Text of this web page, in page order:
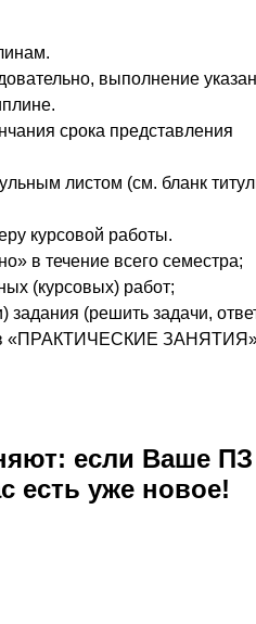
выполнение
срока представления
листом (см. бланк
курсовой работы.
в течение всего семестра;
(курсовых) работ;
(решить задачи,
«ПРАКТИЧЕСКИЕ
если Ваше ПЗ
есть уже новое!